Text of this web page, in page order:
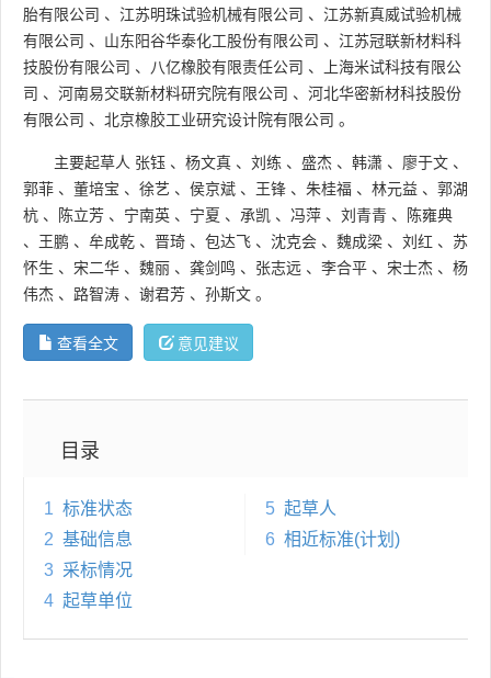
胎有限公司 、 江苏明珠试验机械有限公司 、 江苏新真威试验机械
有限公司 、 山东阳谷华泰化工股份有限公司 、 江苏冠联新材料科
技股份有限公司 、 八亿橡胶有限责任公司 、
上海米试科技有限公
司 、 河南易交联新材料研究院有限公司 、 河北华密新材科技股份
有限公司 、 北京橡胶工业研究设计院有限公司 。
主要起草人 张钰 、 杨文真 、 刘练 、 盛杰 、 韩潇 、 廖于文 、
郭菲 、 董培宝 、 徐艺 、 侯京斌 、 王锋 、 朱桂福 、 林元益 、 郭湖
杭 、 陈立芳 、 宁南英 、 宁夏 、 承凯 、 冯萍 、 刘青青 、
陈雍典
、 王鹏 、 牟成乾 、 晋琦 、 包达飞 、 沈克会 、 魏成梁 、 刘红 、 苏
怀生 、 宋二华 、 魏丽 、 龚剑鸣 、 张志远 、 李合平 、 宋士杰 、 杨
伟杰 、 路智涛 、 谢君芳 、 孙斯文 。
查看全文 意见建议
目录
1 标准状态
2 基础信息
3 采标情况
4 起草单位
5 起草人
6 相近标准(计划)